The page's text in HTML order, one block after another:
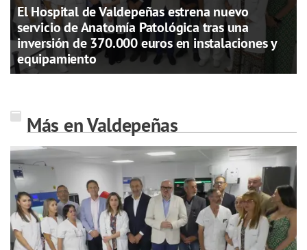
El Hospital de Valdepeñas estrena nuevo
servicio de Anatomía Patológica tras una
inversión de 370.000 euros en instalaciones y
equipamiento
Más en Valdepeñas